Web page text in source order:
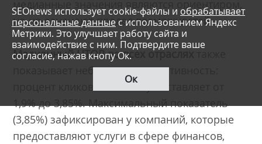
медианные значения являются ориентиром,
но не означают предел возможностей.
Медианный UTOR во всех отраслях
показывает небольшую вариативность:
процент кликов на отписку составляет от
1,9% до 3,85%. Максимальный показатель
(3,85%) зафиксирован у компаний, которые
предоставляют услуги в сфере финансов,
SEOnews использует cookie-файлы и обрабатывает
персональные данныес использованием Яндекс
Метрики. Это улучшает работу сайта и
взаимодействие с ним. Подтвердите ваше
согласие, нажав кнопу Ок.
Ок